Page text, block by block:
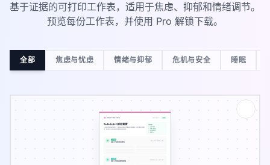
基于证据的可打印工作表，适用于焦虑、抑郁和情绪调节。
预览每份工作表，并使用 Pro 解锁下载。
全部 焦虑与忧虑 情绪与抑郁 危机与安全 睡眠